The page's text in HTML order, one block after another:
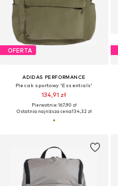
OFERTA
ADIDAS PERFORMANCE
Plecak sportowy 'Essentials'
134,91 zł
Pierwotnie: 167,90 zł
Ostatnia najniższa cena:134,32 zł